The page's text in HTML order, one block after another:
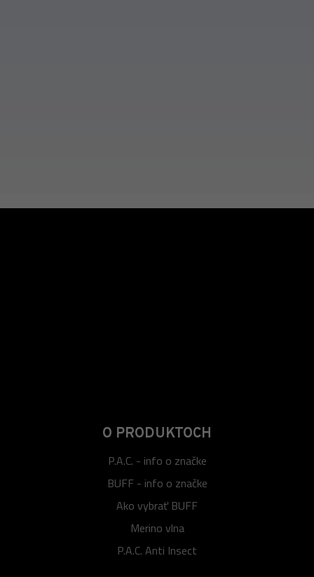
O PRODUKTOCH
P.A.C. - info o značke
BUFF - info o značke
Ako vybrať BUFF
Merino vlna
P.A.C. Anti Insect